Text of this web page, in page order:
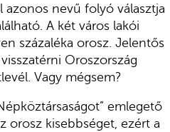
azonos nevű folyó választja
A két város lakói
százaléka orosz. Jelentős
Oroszország
Vagy mégsem?
emlegető
orosz kisebbséget, ezért a